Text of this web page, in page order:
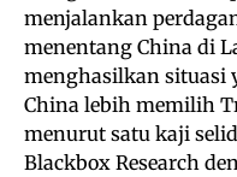
menjalankan
menentang China di
menghasilkan situasi
China lebih memilih
menurut satu kaji
Blackbox Research